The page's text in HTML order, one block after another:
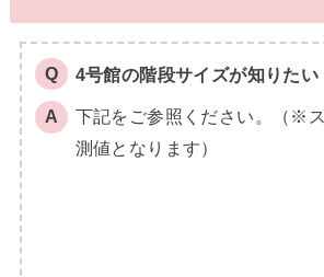
4号館の階段サイズが知りたい
下記をご参照ください。（※
測値となります）